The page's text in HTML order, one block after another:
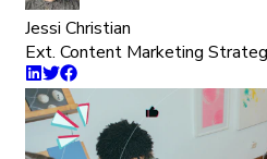
Jessi Christian
Ext. Content Marketing